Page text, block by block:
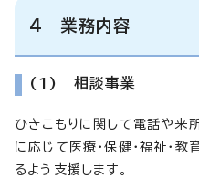
4 業務内容
(1) 相談事業
ひきこもりに関して電話や来
に応じて医療・保健・福祉・
るよう支援します。